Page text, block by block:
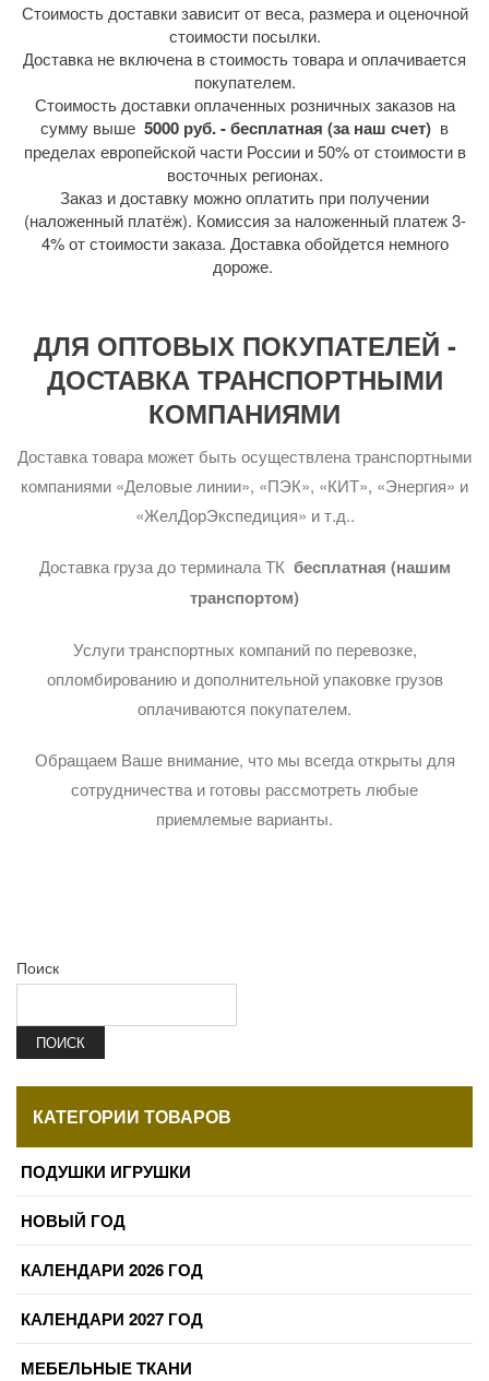
Стоимость доставки зависит от веса, размера и оценочной
стоимости посылки.
Доставка не включена в стоимость товара и оплачивается
покупателем.
Стоимость доставки оплаченных розничных заказов на
сумму выше 5000 руб. - бесплатная (за наш счет) в
пределах европейской части России и 50% от стоимости в
восточных регионах.
Заказ и доставку можно оплатить при получении
(наложенный платёж). Комиссия за наложенный платеж 3-
4% от стоимости заказа. Доставка обойдется немного
дороже.
ДЛЯ ОПТОВЫХ ПОКУПАТЕЛЕЙ -
ДОСТАВКА ТРАНСПОРТНЫМИ
КОМПАНИЯМИ
Доставка товара может быть осуществлена транспортными
компаниями «Деловые линии», «ПЭК», «КИТ», «Энергия» и
«ЖелДорЭкспедиция» и т.д..
Доставка груза до терминала ТК бесплатная (нашим
транспортом)
Услуги транспортных компаний по перевозке,
опломбированию и дополнительной упаковке грузов
оплачиваются покупателем.
Обращаем Ваше внимание, что мы всегда открыты для
сотрудничества и готовы рассмотреть любые
приемлемые варианты.
Поиск
ПОИСК
КАТЕГОРИИ ТОВАРОВ
ПОДУШКИ ИГРУШКИ
НОВЫЙ ГОД
КАЛЕНДАРИ 2026 ГОД
КАЛЕНДАРИ 2027 ГОД
МЕБЕЛЬНЫЕ ТКАНИ